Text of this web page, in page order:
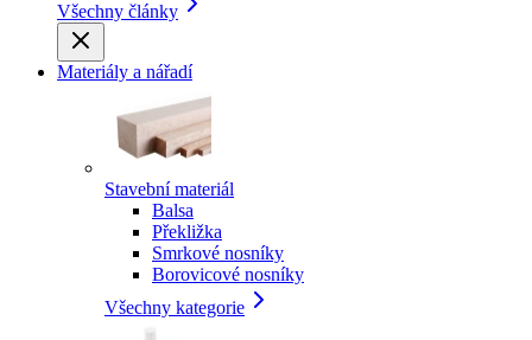
Všechny články
Materiály a nářadí
Stavební materiál
Balsa
Překližka
Smrkové nosníky
Borovicové nosníky
Všechny kategorie